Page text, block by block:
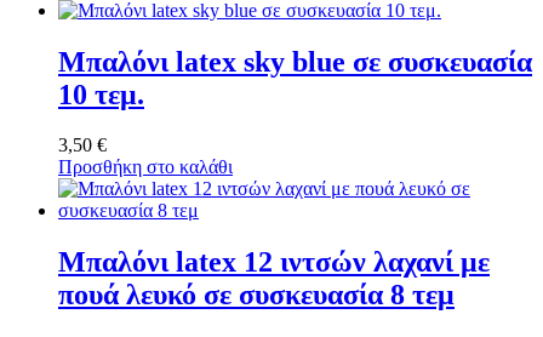
Μπαλόνι latex sky blue σε συσκευασία
10 τεμ.
3,50 €
Προσθήκη στο καλάθι
Μπαλόνι latex 12 ιντσών λαχανί με
πουά λευκό σε συσκευασία 8 τεμ